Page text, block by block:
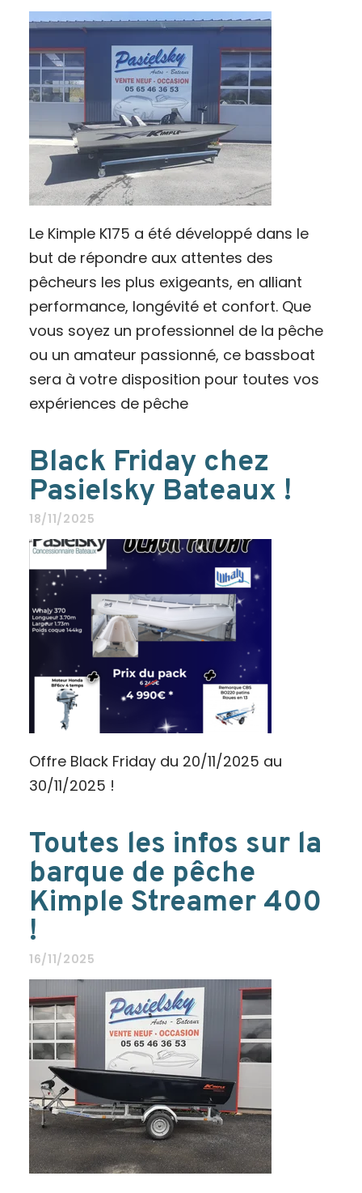
Le Kimple K175 a été développé dans le
but de répondre aux attentes des
pêcheurs les plus exigeants, en alliant
performance, longévité et confort. Que
vous soyez un professionnel de la pêche
ou un amateur passionné, ce bassboat
sera à votre disposition pour toutes vos
expériences de pêche
Black Friday chez
Pasielsky Bateaux !
18/11/2025
Offre Black Friday du 20/11/2025 au
30/11/2025 !
Toutes les infos sur la
barque de pêche
Kimple Streamer 400
!
16/11/2025